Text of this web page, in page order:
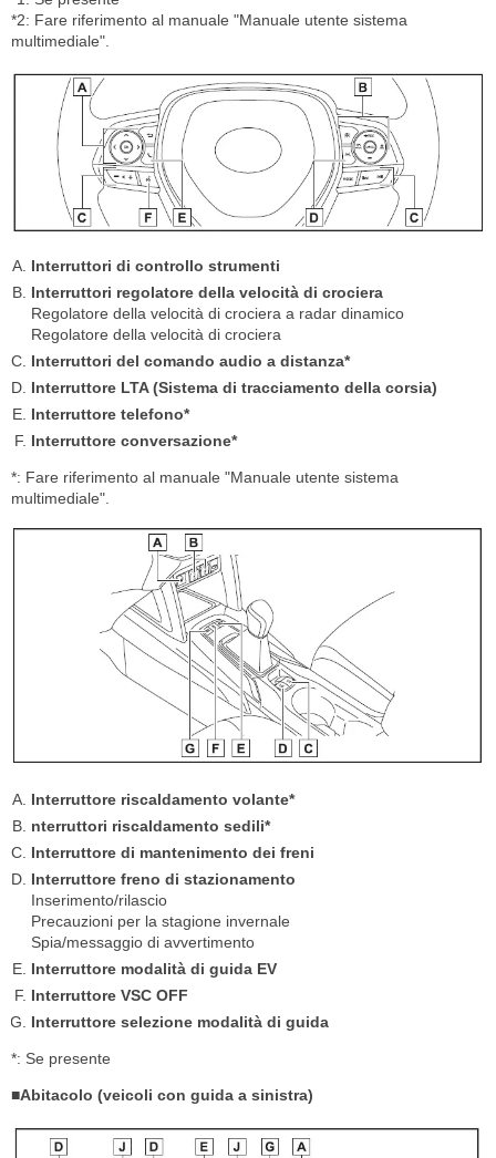
*2: Fare riferimento al manuale "Manuale utente sistema
multimediale".
Interruttori di controllo strumenti
Interruttori regolatore della velocità di crociera
Regolatore della velocità di crociera a radar dinamico
Regolatore della velocità di crociera
Interruttori del comando audio a distanza*
Interruttore LTA (Sistema di tracciamento della corsia)
Interruttore telefono*
Interruttore conversazione*
*: Fare riferimento al manuale "Manuale utente sistema
multimediale".
Interruttore riscaldamento volante*
nterruttori riscaldamento sedili*
Interruttore di mantenimento dei freni
Interruttore freno di stazionamento
Inserimento/rilascio
Precauzioni per la stagione invernale
Spia/messaggio di avvertimento
Interruttore modalità di guida EV
Interruttore VSC OFF
Interruttore selezione modalità di guida
*: Se presente
■Abitacolo (veicoli con guida a sinistra)